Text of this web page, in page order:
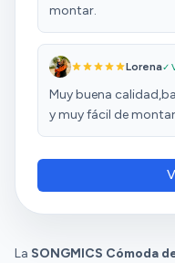
montar.
Lorena✓
Muy buena
y muy fácil de
La SONGMICS Cómoda